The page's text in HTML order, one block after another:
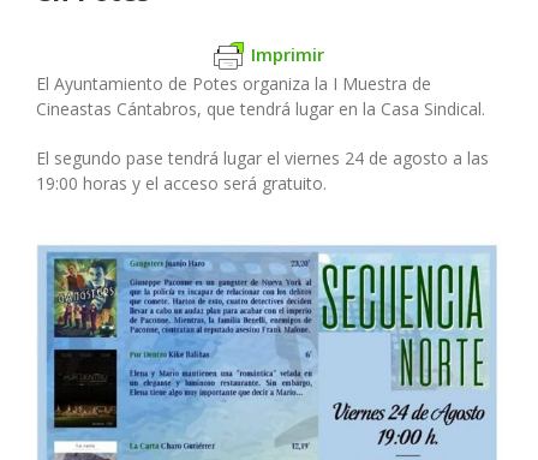
Imprimir
El Ayuntamiento de Potes organiza la I Muestra de
Cineastas Cántabros, que tendrá lugar en la Casa Sindical.
El segundo pase tendrá lugar el viernes 24 de agosto a las
19:00 horas y el acceso será gratuito.